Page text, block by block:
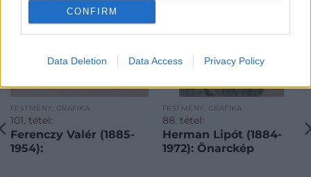
CONFIRM
Data Deletion Data Access Privacy Policy
FESTMÉNY, GRAFIKA
101. tétel:
Ferenczy Valér (1885-
1954):
FESTMÉNY, GRAFIKA
88. tétel:
Herman Lipót (1884-
1972): Önarckép